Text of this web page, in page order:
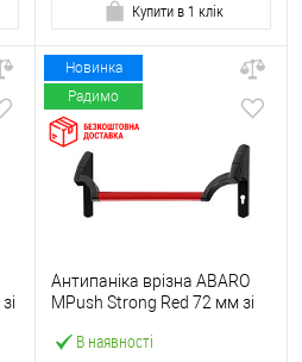
Купити в 1 клік
Новинка
Радимо
В наявності
Антипаніка врізна ABARO
МPush Strong Red 72 мм зі